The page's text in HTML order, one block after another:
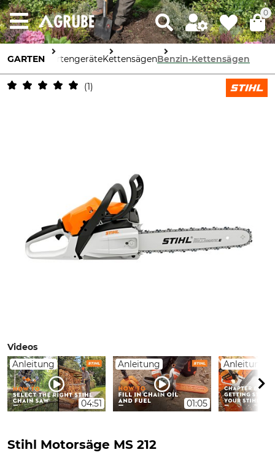
0
GARTEN GartengeräteKettensägenBenzin-Kettensägen
1
Videos
Anleitung
04:51
Anleitung
01:05
Anleitung
Stihl Motorsäge MS 212